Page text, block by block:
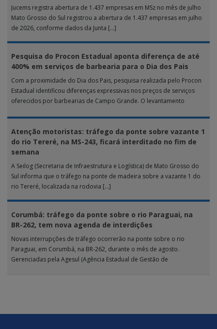
Jucems registra abertura de 1.437 empresas em MSz no mês de julho
Mato Grosso do Sul registrou a abertura de 1.437 empresas em julho
de 2026, conforme dados da Junta […]
Pesquisa do Procon Estadual aponta diferença de até
400% em serviços de barbearia para o Dia dos Pais
Com a proximidade do Dia dos Pais, pesquisa realizada pelo Procon
Estadual identificou diferenças expressivas nos preços de serviços
oferecidos por barbearias de Campo Grande. O levantamento
Atenção motoristas: tráfego da ponte sobre vazante 1
do rio Tereré, na MS-243, ficará interditado no fim de
semana
A Seilog (Secretaria de Infraestrutura e Logística) de Mato Grosso do
Sul informa que o tráfego na ponte de madeira sobre a vazante 1 do
rio Tereré, localizada na rodovia […]
Corumbá: tráfego da ponte sobre o rio Paraguai, na
BR-262, tem nova agenda de interdições
Novas interrupções de tráfego ocorrerão na ponte sobre o rio
Paraguai, em Corumbá, na BR-262, durante o mês de agosto.
Gerenciadas pela Agesul (Agência Estadual de Gestão de